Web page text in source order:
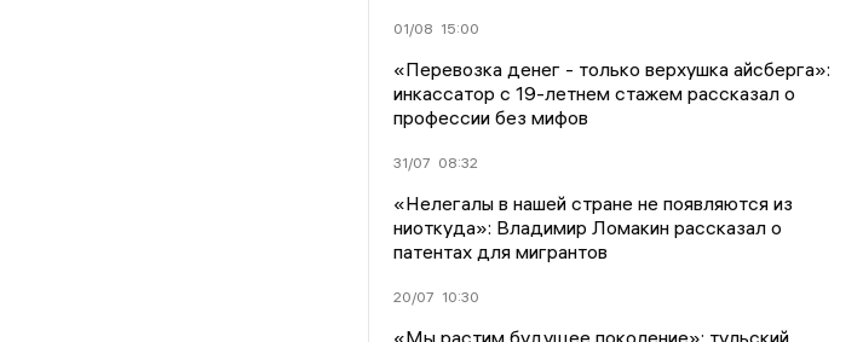
01/08 15:00
«Перевозка денег - только верхушка айсберга»:
инкассатор с 19-летнем стажем рассказал о
профессии без мифов
31/07 08:32
«Нелегалы в нашей стране не появляются из
ниоткуда»: Владимир Ломакин рассказал о
патентах для мигрантов
20/07 10:30
«Мы растим будущее поколение»: тульский